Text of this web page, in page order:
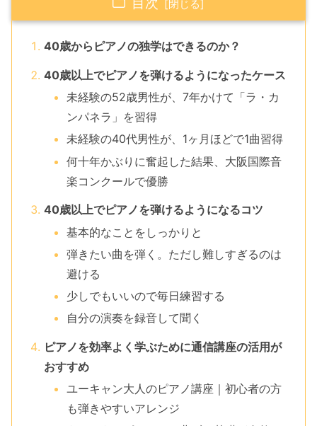
40歳からピアノの独学はできるのか？
40歳以上でピアノを弾けるようになったケース
未経験の52歳男性が、7年かけて「ラ・カ
ンパネラ」を習得
未経験の40代男性が、1ヶ月ほどで1曲習得
何十年かぶりに奮起した結果、大阪国際音
楽コンクールで優勝
40歳以上でピアノを弾けるようになるコツ
基本的なことをしっかりと
弾きたい曲を弾く。ただし難しすぎるのは
避ける
少しでもいいので毎日練習する
自分の演奏を録音して聞く
ピアノを効率よく学ぶために通信講座の活用が
おすすめ
ユーキャン大人のピアノ講座｜初心者の方
も弾きやすいアレンジ